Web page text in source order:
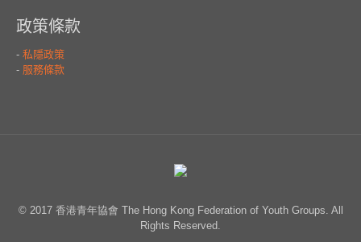
© 2017 香港青年協會 The Hong Kong Federation of Youth Groups. All
Rights Reserved.